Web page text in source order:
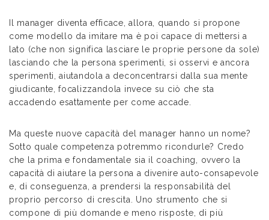
Il manager diventa efficace, allora, quando si propone
come modello da imitare ma è poi capace di mettersi a
lato (che non significa lasciare le proprie persone da sole)
lasciando che la persona sperimenti, si osservi e ancora
sperimenti, aiutandola a deconcentrarsi dalla sua mente
giudicante, focalizzandola invece su ciò che sta
accadendo esattamente per come accade.
Ma queste nuove capacità del manager hanno un nome?
Sotto quale competenza potremmo ricondurle? Credo
che la prima e fondamentale sia il coaching, ovvero la
capacità di aiutare la persona a divenire auto-consapevole
e, di conseguenza, a prendersi la responsabilità del
proprio percorso di crescita. Uno strumento che si
compone di più domande e meno risposte, di più